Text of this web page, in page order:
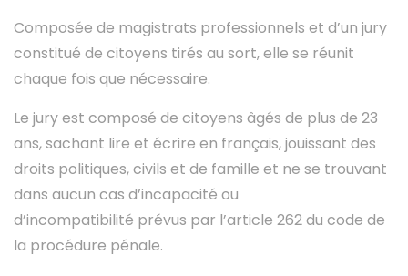
Composée de magistrats professionnels et d’un jury
constitué de citoyens tirés au sort, elle se réunit
chaque fois que nécessaire.
Le jury est composé de citoyens âgés de plus de 23
ans, sachant lire et écrire en français, jouissant des
droits politiques, civils et de famille et ne se trouvant
dans aucun cas d’incapacité ou
d’incompatibilité prévus par l’article 262 du code de
la procédure pénale.